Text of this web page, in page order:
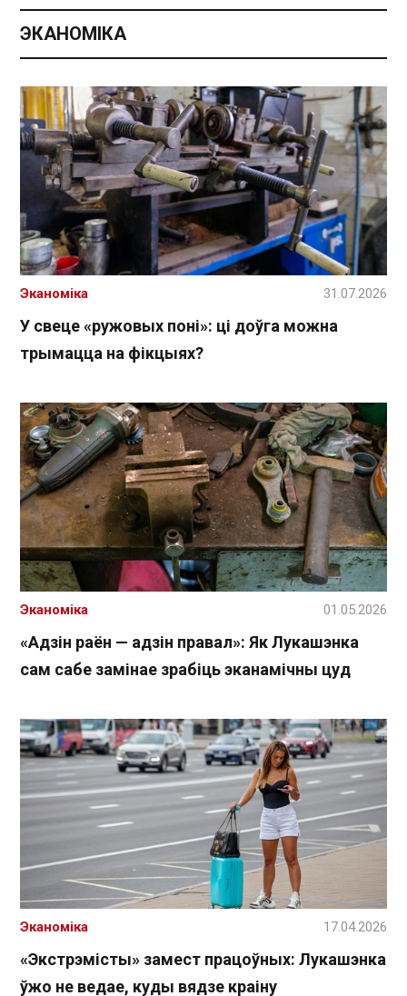
ЭКАНОМІКА
У свеце «ружовых поні»: ці доўга можна
трымацца на фікцыях?
Эканоміка 31.07.2026
«Адзін раён — адзін правал»: Як Лукашэнка
сам сабе замінае зрабіць эканамічны цуд
Эканоміка 01.05.2026
«Экстрэмісты» замест працоўных: Лукашэнка
ўжо не ведае, куды вядзе краіну
Эканоміка 17.04.2026